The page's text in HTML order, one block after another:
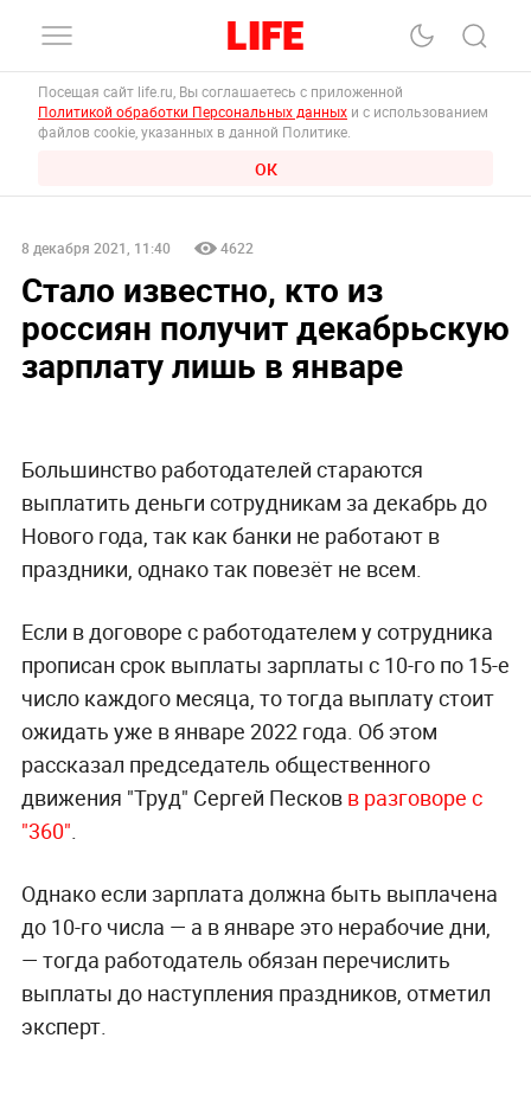
Посещая сайт life.ru, Вы соглашаетесь с приложенной
Политикой обработки Персональных данных и с использованием
файлов cookie, указанных в данной Политике.
ОК
8 декабря 2021, 11:40 4622
Стало известно, кто из
россиян получит декабрьскую
зарплату лишь в январе
Большинство работодателей стараются
выплатить деньги сотрудникам за декабрь до
Нового года, так как банки не работают в
праздники, однако так повезёт не всем.
Если в договоре с работодателем у сотрудника
прописан срок выплаты зарплаты с 10-го по 15-е
число каждого месяца, то тогда выплату стоит
ожидать уже в январе 2022 года. Об этом
рассказал председатель общественного
движения "Труд" Сергей Песков в разговоре с
"360"
Однако если зарплата должна быть выплачена
до 10-го числа — а в январе это нерабочие дни,
— тогда работодатель обязан перечислить
выплаты до наступления праздников, отметил
эксперт.